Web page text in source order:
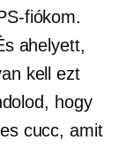
fiókom.
ahelyett,
kell ezt
hogy
cucc, amit